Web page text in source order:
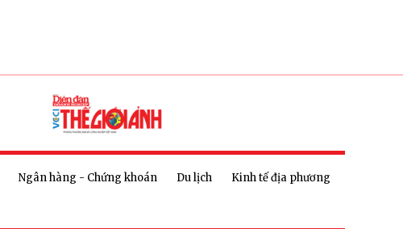
Ngân hàng - Chứng khoán Du lịch
Kinh tế địa phương